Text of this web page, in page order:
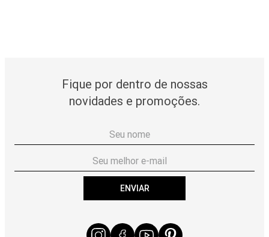
Fique por dentro de nossas
novidades e promoções.
ENVIAR